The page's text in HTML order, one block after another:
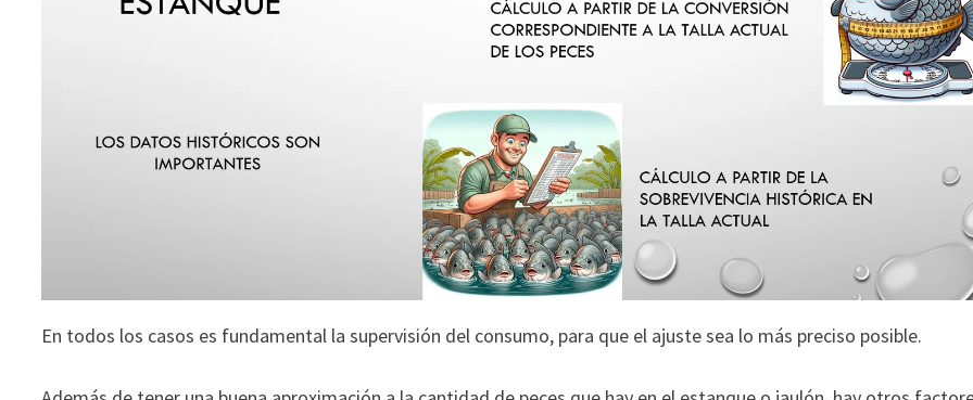
En todos los casos es fundamental la supervisión del consumo, para que el ajuste sea lo más preciso posible.